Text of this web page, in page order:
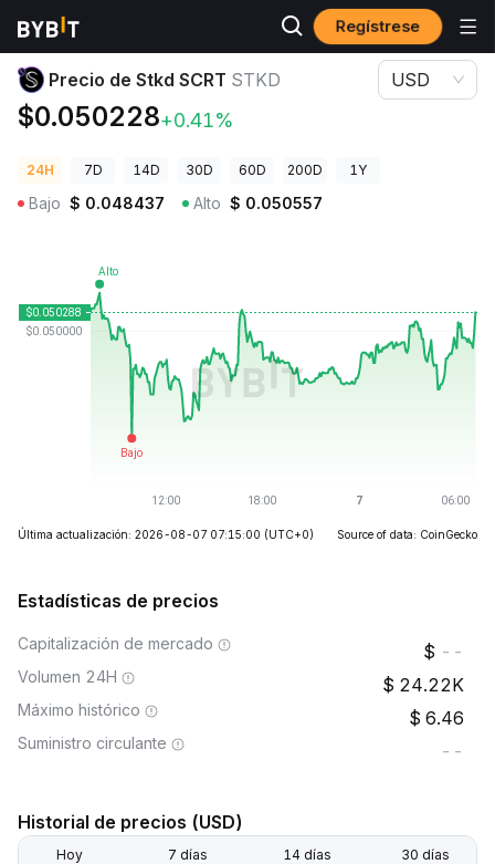
Regístrese
Precios de Criptomonedas Precio de Stkd SCRT STKD
Precio de Stkd SCRT STKD
$0.050228+0.41%
USD
24H 7D 14D 30D 60D 200D 1Y
Bajo $ 0.048437 Alto $ 0.050557
Última actualización: 2026-08-07 07:15:00 (UTC+0) Source of data: CoinGecko
Estadísticas de precios
Capitalización de mercado --
Volumen 24H 24.22K
Máximo histórico 6.46
Suministro circulante --
Historial de precios (USD)
Hoy 7 días 14 días 30 días